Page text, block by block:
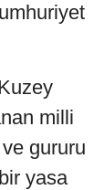
milli
gururu
yasa